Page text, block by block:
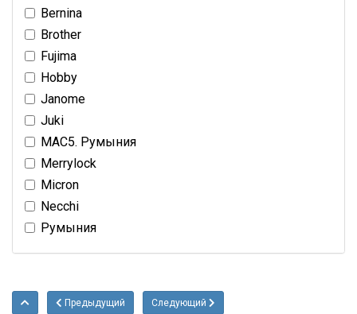
Bernina
Brother
Fujima
Hobby
Janome
Juki
MAC5. Румыния
Merrylock
Micron
Necchi
Румыния
Предыдущий Следующий